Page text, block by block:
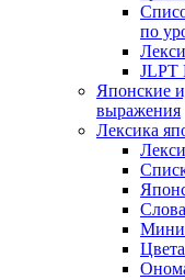
по
JLPT
Японские
выражения
Лексика